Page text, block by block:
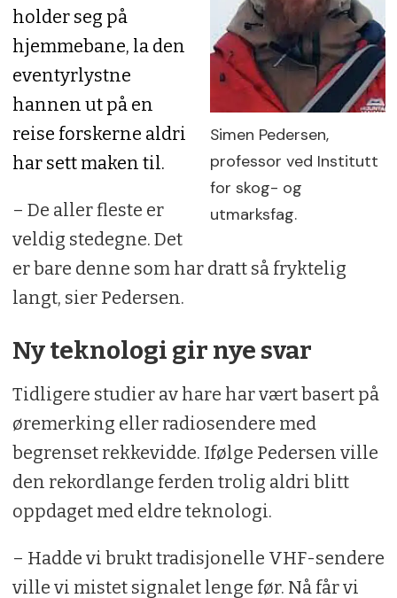
Simen Pedersen,
professor ved Institutt
for skog- og
utmarksfag.
holder seg på
hjemmebane, la den
eventyrlystne
hannen ut på en
reise forskerne aldri
har sett maken til.
– De aller fleste er
veldig stedegne. Det
er bare denne som har dratt så fryktelig
langt, sier Pedersen.
Ny teknologi gir nye svar
Tidligere studier av hare har vært basert på
øremerking eller radiosendere med
begrenset rekkevidde. Ifølge Pedersen ville
den rekordlange ferden trolig aldri blitt
oppdaget med eldre teknologi.
– Hadde vi brukt tradisjonelle VHF-sendere
ville vi mistet signalet lenge før. Nå får vi